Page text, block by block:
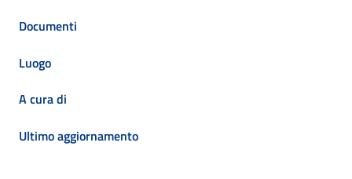
Documenti
Luogo
A cura di
Ultimo aggiornamento